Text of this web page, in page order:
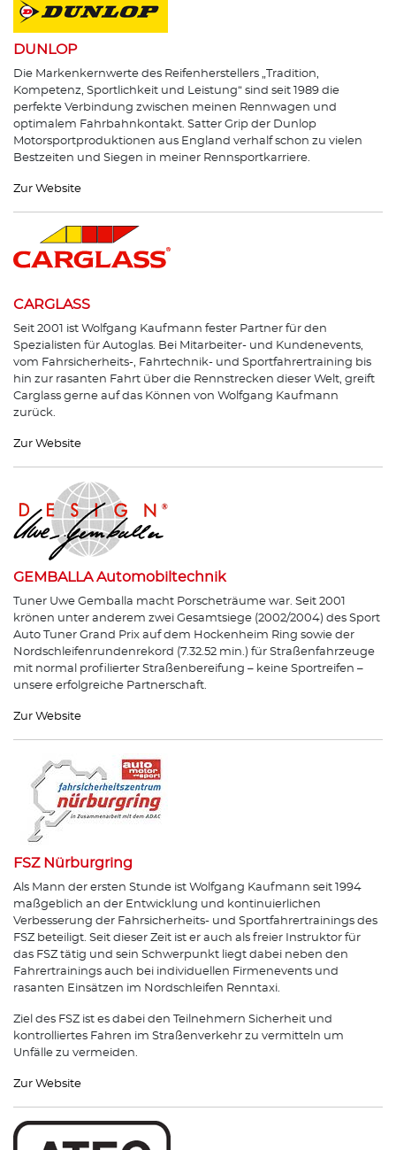
DUNLOP
Die Markenkernwerte des Reifenherstellers „Tradition,
Kompetenz, Sportlichkeit und Leistung“ sind seit 1989 die
perfekte Verbindung zwischen meinen Rennwagen und
optimalem Fahrbahnkontakt. Satter Grip der Dunlop
Motorsportproduktionen aus England verhalf schon zu vielen
Bestzeiten und Siegen in meiner Rennsportkarriere.
Zur Website
CARGLASS
Seit 2001 ist Wolfgang Kaufmann fester Partner für den
Spezialisten für Autoglas. Bei Mitarbeiter- und Kundenevents,
vom Fahrsicherheits-, Fahrtechnik- und Sportfahrertraining bis
hin zur rasanten Fahrt über die Rennstrecken dieser Welt, greift
Carglass gerne auf das Können von Wolfgang Kaufmann
zurück.
Zur Website
GEMBALLA Automobiltechnik
Tuner Uwe Gemballa macht Porscheträume war. Seit 2001
krönen unter anderem zwei Gesamtsiege (2002/2004) des Sport
Auto Tuner Grand Prix auf dem Hockenheim Ring sowie der
Nordschleifenrundenrekord (7.32.52 min.) für Straßenfahrzeuge
mit normal profilierter Straßenbereifung – keine Sportreifen –
unsere erfolgreiche Partnerschaft.
Zur Website
FSZ Nürburgring
Als Mann der ersten Stunde ist Wolfgang Kaufmann seit 1994
maßgeblich an der Entwicklung und kontinuierlichen
Verbesserung der Fahrsicherheits- und Sportfahrertrainings des
FSZ beteiligt. Seit dieser Zeit ist er auch als freier Instruktor für
das FSZ tätig und sein Schwerpunkt liegt dabei neben den
Fahrertrainings auch bei individuellen Firmenevents und
rasanten Einsätzen im Nordschleifen Renntaxi.
Ziel des FSZ ist es dabei den Teilnehmern Sicherheit und
kontrolliertes Fahren im Straßenverkehr zu vermitteln um
Unfälle zu vermeiden.
Zur Website